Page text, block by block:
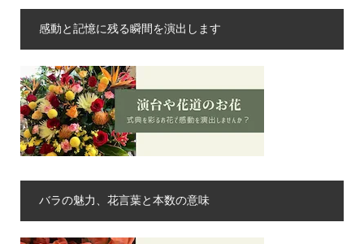
感動と記憶に残る瞬間を演出します
バラの魅力、花言葉と本数の意味